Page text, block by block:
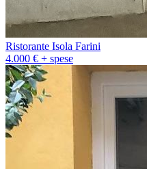
Ristorante Isola Farini
4.000 € + spese